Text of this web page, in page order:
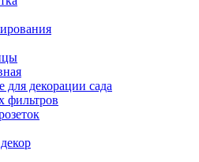
декорации сада
фильтров